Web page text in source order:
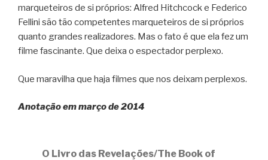
marqueteiros de si próprios: Alfred Hitchcock e Federico
Fellini são tão competentes marqueteiros de si próprios
quanto grandes realizadores. Mas o fato é que ela fez um
filme fascinante. Que deixa o espectador perplexo.
Que maravilha que haja filmes que nos deixam perplexos.
Anotação em março de 2014
O Livro das Revelações/The Book of